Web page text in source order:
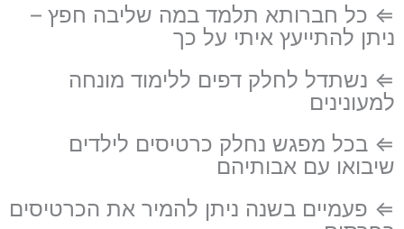
⇐ כל חברותא תלמד במה שליבה חפץ –
ניתן להתייעץ איתי על כך
⇐ נשתדל לחלק דפים ללימוד מונחה
למעונינים
⇐ בכל מפגש נחלק כרטיסים לילדים
שיבואו עם אבותיהם
⇐ פעמיים בשנה ניתן להמיר את הכרטיסים